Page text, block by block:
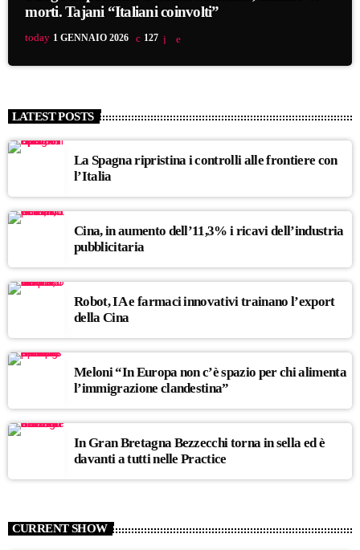
morti. Tajani “Italiani coinvolti”
today 1 GENNAIO 2026 127
LATEST POSTS
La Spagna ripristina i controlli alle frontiere con
l’Italia
Cina, in aumento dell’11,3% i ricavi dell’industria
pubblicitaria
Robot, IA e farmaci innovativi trainano l’export
della Cina
Meloni “In Europa non c’è spazio per chi alimenta
l’immigrazione clandestina”
In Gran Bretagna Bezzecchi torna in sella ed è
davanti a tutti nelle Practice
CURRENT SHOW